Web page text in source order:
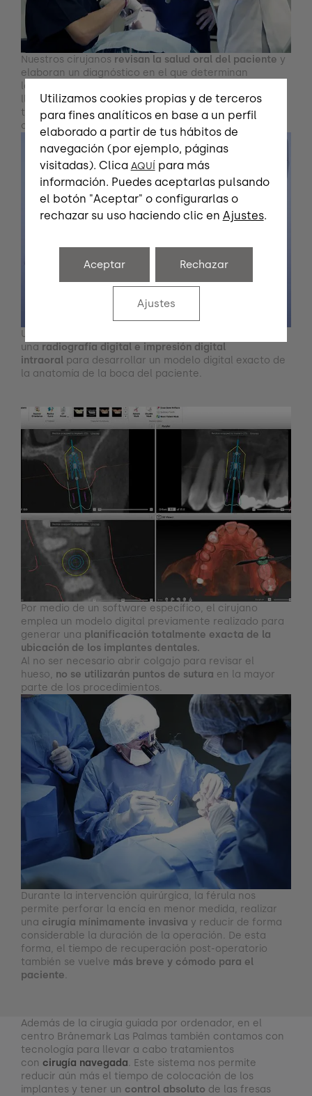
Nuestros cirujanos revisan la salud oral del paciente y
elaboran un diagnóstico en el que determinan
la
llevar a cabo larehabilitación oral. Los doctores
también valoran si la cirugía guiada es viable en el
caso de ese paciente.
Una vez realizada la valoración, realizaremos
una radiografía digital e impresión digital
intraoral para desarrollar un modelo digital exacto de
la anatomía de la boca del paciente.
Por medio de un software específico, el cirujano
emplea un modelo digital previamente realizado para
generar una planificación totalmente exacta de la
ubicación de los implantes dentales.
Al no ser necesario abrir colgajo para revisar el
hueso, no se utilizarán puntos de sutura en la mayor
parte de los procedimientos.
Durante la intervención quirúrgica, la férula nos
permite perforar la encía en menor medida, realizar
una cirugía mínimamente invasiva y reducir de forma
considerable la duración de la operación. De esta
forma, el tiempo de recuperación post-operatorio
también se vuelve más breve y cómodo para el
paciente.
Además de la cirugía guiada por ordenador, en el
centro Brånemark Las Palmas también contamos con
tecnología para llevar a cabo tratamientos
con cirugía navegada. Este sistema nos permite
reducir aún más el tiempo de colocación de los
implantes y tener un control absoluto de las fresas
Utilizamos cookies propias y de terceros
para fines analíticos en base a un perfil
elaborado a partir de tus hábitos de
navegación (por ejemplo, páginas
visitadas). Clica AQUÍpara más
información. Puedes aceptarlas pulsando
el botón "Aceptar" o configurarlas o
rechazar su uso haciendo clic en Ajustes.
Aceptar Rechazar
Ajustes